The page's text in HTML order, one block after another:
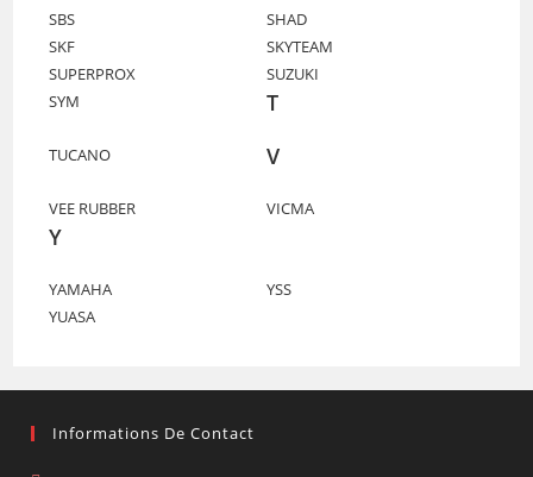
SBS
SHAD
SKF
SKYTEAM
SUPERPROX
SUZUKI
SYM
T
TUCANO V
VEE RUBBER VICMA
Y
YAMAHA
YSS
YUASA
Informations De Contact